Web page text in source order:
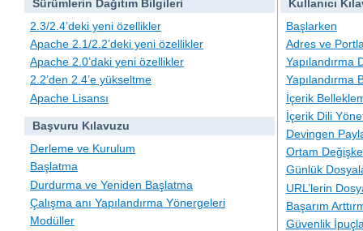
Sürümlerin Dağıtım Bilgileri
2.3/2.4’deki yeni özellikler
Apache 2.1/2.2’deki yeni özellikler
Apache 2.0’daki yeni özellikler
2.2’den 2.4’e yükseltme
Apache Lisansı
Başvuru Kılavuzu
Derleme ve Kurulum
Başlatma
Durdurma ve Yeniden Başlatma
Çalışma anı Yapılandırma Yönergeleri
Modüller
Kullanıcı
Başlarken
Adres ve
Yapılandırma
Yapılandırma
İçerik
İçerik Dili
Devingen
Ortam
Günlük
URL’lerin
Başarım
Güvenlik